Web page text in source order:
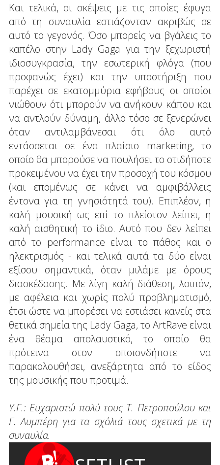
Και τελικά, οι σκέψεις με τις οποίες έφυγα
από τη συναυλία εστιάζονταν ακριβώς σε
αυτό το γεγονός. Όσο μπορείς να βγάλεις το
καπέλο στην Lady Gaga για την ξεχωριστή
ιδιοσυγκρασία, την εσωτερική φλόγα (που
προφανώς έχει) και την υποστήριξη που
παρέχει σε εκατομμύρια εφήβους οι οποίοι
νιώθουν ότι μπορούν να ανήκουν κάπου και
να αντλούν δύναμη, άλλο τόσο σε ξενερώνει
όταν αντιλαμβάνεσαι ότι όλο αυτό
εντάσσεται σε ένα πλαίσιο marketing, το
οποίο θα μπορούσε να πουλήσει το οτιδήποτε
προκειμένου να έχει την προσοχή του κόσμου
(και επομένως σε κάνει να αμφιβάλλεις
έντονα για τη γνησιότητά του). Επιπλέον, η
καλή μουσική ως επί το πλείστον λείπει, η
καλή αισθητική το ίδιο. Αυτό που δεν λείπει
από το performance είναι το πάθος και ο
ηλεκτρισμός - και τελικά αυτά τα δύο είναι
εξίσου σημαντικά, όταν μιλάμε με όρους
διασκέδασης. Με λίγη καλή διάθεση, λοιπόν,
με αφέλεια και χωρίς πολύ προβληματισμό,
έτσι ώστε να μπορέσει να εστιάσει κανείς στα
θετικά σημεία της Lady Gaga, το ArtRave είναι
ένα θέαμα απολαυστικό, το οποίο θα
πρότεινα στον οποιονδήποτε να
παρακολουθήσει, ανεξάρτητα από το είδος
της μουσικής που προτιμά.
Υ.Γ.: Ευχαριστώ πολύ τους Τ. Πετροπούλου και
Γ. Λυμπέρη για τα σχόλιά τους σχετικά με τη
συναυλία.